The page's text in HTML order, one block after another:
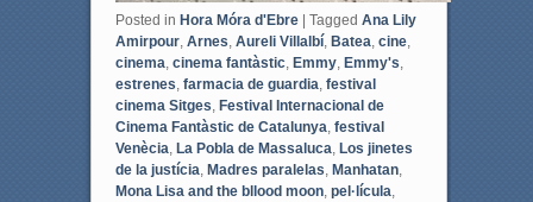
Posted in Hora Móra d'Ebre | Tagged Ana Lily
Amirpour, Arnes Aureli Villalbí, Batea cine,
cinema cinema fantàstic, Emmy, Emmy's
estrenes farmacia de guardia festival
cinema Sitges Festival Internacional de
Cinema Fantàstic de Catalunya festival
Venècia La Pobla de Massaluca Los jinetes
de la justícia Madres paralelas Manhatan,
Mona Lisa and the bllood moon, pel·lícula